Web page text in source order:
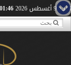
الأحد 9 أغسطس 2026 01:46 مـ